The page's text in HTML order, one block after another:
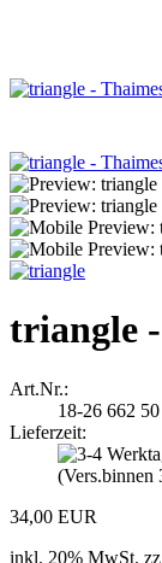
triangle
Art.Nr.:
18-26 662
Lieferzeit:
(Vers.binnen
34,00 EUR
inkl. 20% MwSt.